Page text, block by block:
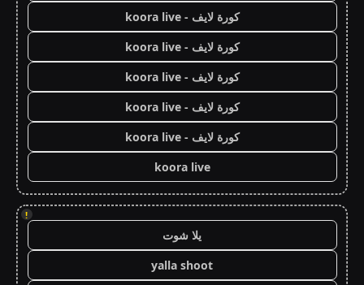
كورة لايف - koora live
كورة لايف - koora live
كورة لايف - koora live
كورة لايف - koora live
كورة لايف - koora live
koora live
!
يلا شوت
yalla shoot